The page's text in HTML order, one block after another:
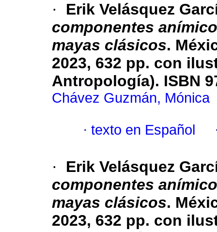
·
Erik Velásquez
componentes
mayas clásicos.
2023, 632 pp. con
Antropología). ISBN
Chávez Guzmán, Mónica
· texto en Español
·
Erik Velásquez
componentes
mayas clásicos.
2023, 632 pp. con